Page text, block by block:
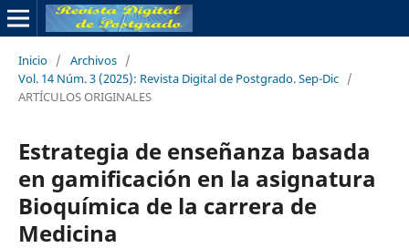
Inicio / Archivos /
Vol. 14 Núm. 3 (2025): Revista Digital de Postgrado. Sep-Dic /
ARTÍCULOS ORIGINALES
Estrategia de enseñanza basada
en gamificación en la asignatura
Bioquímica de la carrera de
Medicina